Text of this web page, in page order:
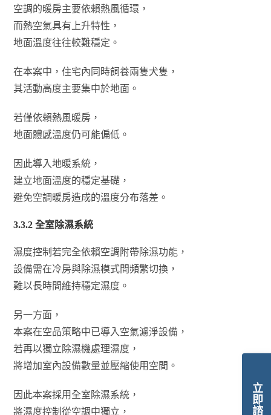
空調的暖房主要依賴熱風循環，
而熱空氣具有上升特性，
地面溫度往往較難穩定。
在本案中，住宅內同時飼養兩隻犬隻，
其活動高度主要集中於地面。
若僅依賴熱風暖房，
地面體感溫度仍可能偏低。
因此導入地暖系統，
建立地面溫度的穩定基礎，
避免空調暖房造成的溫度分布落差。
3.3.2全室除濕系統
濕度控制若完全依賴空調附帶除濕功能，
設備需在冷房與除濕模式間頻繁切換，
難以長時間維持穩定濕度。
另一方面，
本案在空品策略中已導入空氣濾淨設備，
若再以獨立除濕機處理濕度，
將增加室內設備數量並壓縮使用空間。
因此本案採用全室除濕系統，
將濕度控制從空調中獨立，